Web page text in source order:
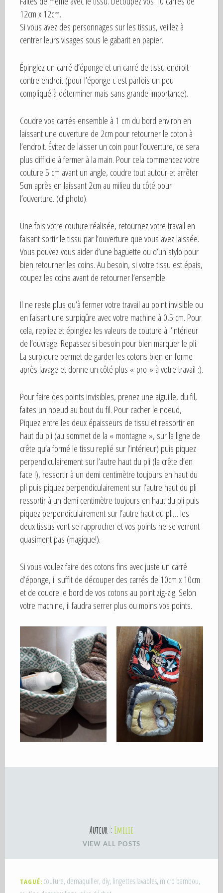
12cm x 12cm.
Si vous avez des personnages sur les tissus, veillez à
centrer leurs visages sous le gabarit en papier.
Épinglez un carré d’éponge et un carré de tissu endroit
contre endroit (pour l’éponge c est parfois un peu
compliqué à déterminer mais sans grande importance).
Coudre vos carrés ensemble à 1 cm du bord environ en
laissant une ouverture de 2cm pour retourner le coton à
l’endroit. Évitez de laisser un coin pour l’ouverture, ce sera
plus difficile à fermer à la main. Pour cela commencez votre
couture 5 cm avant un angle, coudre tout autour et arrêter
5cm après en laissant 2cm au milieu du côté pour
l’ouverture. (cf photo).
Une fois votre couture réalisée, retournez votre travail en
faisant sortir le tissu par l’ouverture que vous avez laissée.
Vous pouvez vous aider d’une baguette ou d’un stylo pour
bien retourner les coins. Au besoin, si votre tissu est épais,
coupez les coins avant de retourner l’ensemble.
Il ne reste plus qu’à fermer votre travail au point invisible ou
en faisant une surpiqûre avec votre machine à 0,5 cm. Pour
cela, repliez et épinglez les valeurs de couture à l’intérieur
de l’ouvrage. Repassez si besoin pour bien marquer le pli.
La surpiqure permet de garder les cotons bien en forme
après lavage et donne un côté plus « pro » à votre travail :).
Pour faire des points invisibles, prenez une aiguille, du fil,
faites un noeud au bout du fil. Pour cacher le noeud,
Piquez entre les deux épaisseurs de tissu et ressortir en
haut du pli (au sommet de la « montagne », sur la ligne de
crête qu’a formé le tissu replié sur l’intérieur) puis piquez
perpendiculairement sur l’autre haut du pli (la crête d’en
face !), ressortir à un demi centimètre toujours en haut du
pli puis piquez perpendiculairement sur l’autre haut du pli
ressortir à un demi centimètre toujours en haut du pli puis
piquez perpendiculairement sur l’autre haut du pli… les
deux tissus vont se rapprocher et vos points ne se verront
quasiment pas (magique!).
Si vous voulez faire des cotons fins avec juste un carré
d’éponge, il suffit de découper des carrés de 10cm x 10cm
et de coudre le bord de vos cotons au point zig-zig. Selon
votre machine, il faudra serrer plus ou moins vos points.
Auteur : Emilie
VIEW ALL POSTS
TAGUÉ: couture,demaquiller,diy,lingettes lavables,micro bambou,